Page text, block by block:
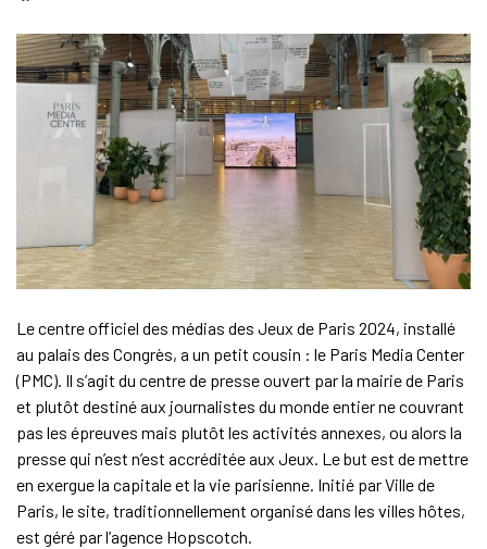
Le centre officiel des médias des Jeux de Paris 2024, installé
au palais des Congrès, a un petit cousin : le Paris Media Center
(PMC). Il s’agit du centre de presse ouvert par la mairie de Paris
et plutôt destiné aux journalistes du monde entier ne couvrant
pas les épreuves mais plutôt les activités annexes, ou alors la
presse qui n’est n’est accréditée aux Jeux. Le but est de mettre
en exergue la capitale et la vie parisienne. Initié par Ville de
Paris, le site, traditionnellement organisé dans les villes hôtes,
est géré par l’agence Hopscotch.